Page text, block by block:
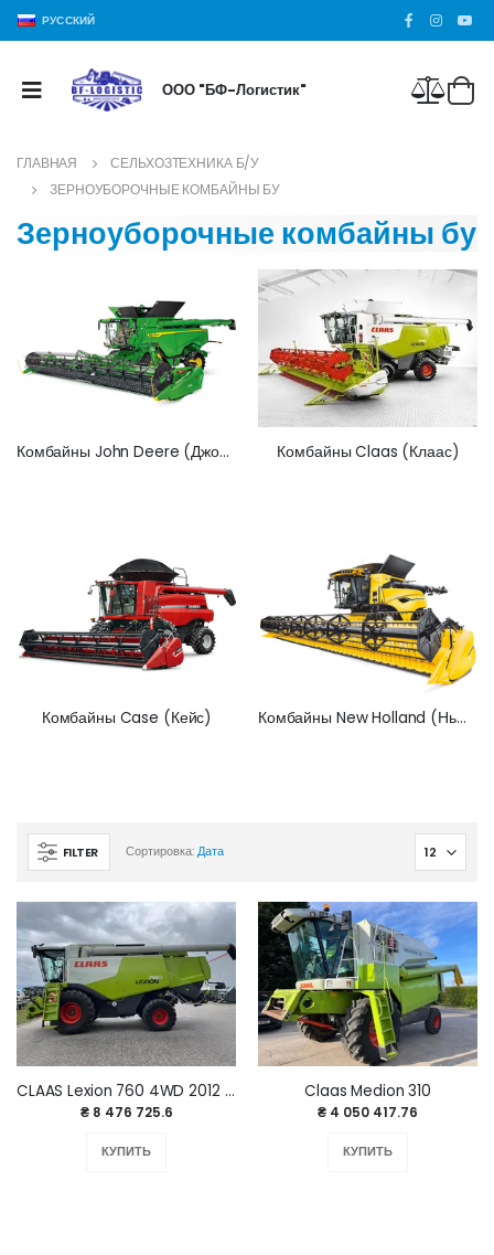
РУССКИЙ
ООО "БФ-Логистик"
ГЛАВНАЯ
СЕЛЬХОЗТЕХНИКА Б/У
ЗЕРНОУБОРОЧНЫЕ КОМБАЙНЫ БУ
Зерноуборочные комбайны бу
Комбайны John Deere (Джон Дир) Комбайны Claas (Клаас)
Комбайны Case (Кейс) Комбайны New Holland (Нью Холланд)
FILTER Сортировка:Дата
CLAAS Lexion 760 4WD 2012 год
₴ 8 476 725.6
КУПИТЬ
Claas Medion 310
₴ 4 050 417.76
КУПИТЬ